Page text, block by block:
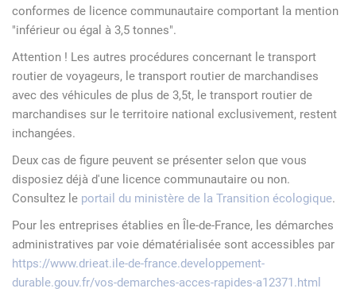
conformes de licence communautaire comportant la mention
"inférieur ou égal à 3,5 tonnes".
Attention ! Les autres procédures concernant le transport
routier de voyageurs, le transport routier de marchandises
avec des véhicules de plus de 3,5t, le transport routier de
marchandises sur le territoire national exclusivement, restent
inchangées.
Deux cas de figure peuvent se présenter selon que vous
disposiez déjà d'une licence communautaire ou non.
Consultez le portail du ministère de la Transition écologique.
Pour les entreprises établies en Île-de-France, les démarches
administratives par voie dématérialisée sont accessibles par
https://www.drieat.ile-de-france.developpement-
durable.gouv.fr/vos-demarches-acces-rapides-a12371.html